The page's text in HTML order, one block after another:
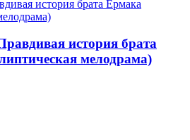
история брата
мелодрама)